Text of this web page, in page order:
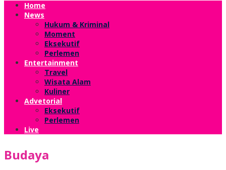
Home
News
Hukum & Kriminal
Moment
Eksekutif
Perlemen
Entertainment
Travel
Wisata Alam
Kuliner
Advetorial
Eksekutif
Perlemen
Live
Budaya